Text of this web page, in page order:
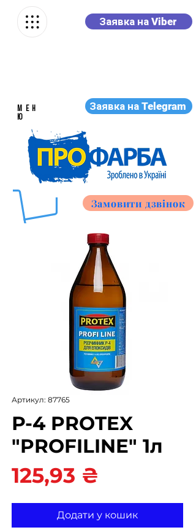
Заявка на Viber
Заявка на Telegram
МЕН
Ю
Замовити дзвінок
Артикул: 87765
Р-4 PROTEX
"PROFILINE" 1л
125,93 ₴
Додати у кошик